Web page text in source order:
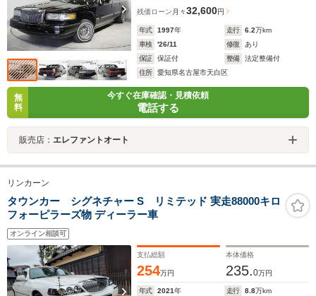
残価ローン 月々32,600円
年式 1997年 走行 6.2万km
車検
'26/11 修復
あり
保証
保証付 整備
法定整備付
住所
愛知県名古屋市天白区
無
料
今すぐ在庫確認・見積依頼
電話する
販売店： エレファントオート
リンカーン
タウンカー シグネチャー S リミテッド 実走88000キロ
フォーピラーズ物 ディーラー車
オンライン相談可
支払総額
254万円
本体価格
235.0万円
年式 2021年 走行 8.8万km